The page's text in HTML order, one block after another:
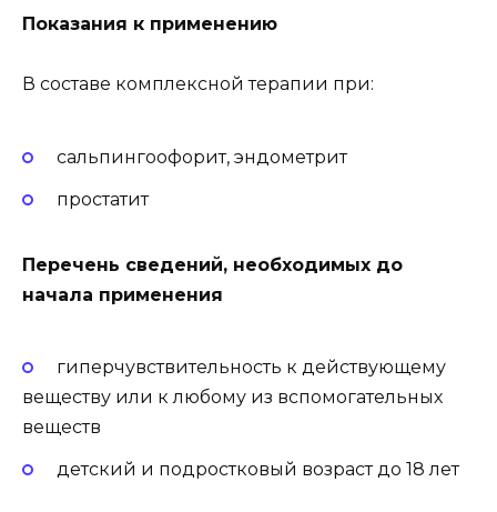
Показания к применению
В составе комплексной терапии при:
сальпингоофорит, эндометрит
простатит
Перечень сведений, необходимых до
начала применения
гиперчувствительность к действующему
веществу или к любому из вспомогательных
веществ
детский и подростковый возраст до 18 лет